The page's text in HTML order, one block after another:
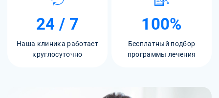
24 / 7
Наша клиника работает
круглосуточно
100%
Бесплатный подбор
программы лечения